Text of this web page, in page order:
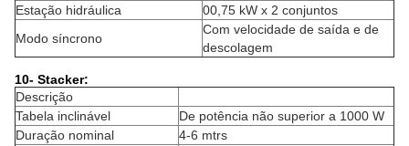
Estação hidráulica
00,75 kW x 2 conjuntos
Modo síncrono
Com velocidade de saída e de
descolagem
10- Stacker:
Descrição
Tabela inclinável
De potência não superior a 1000 W
Duração nominal
4-6 mtrs